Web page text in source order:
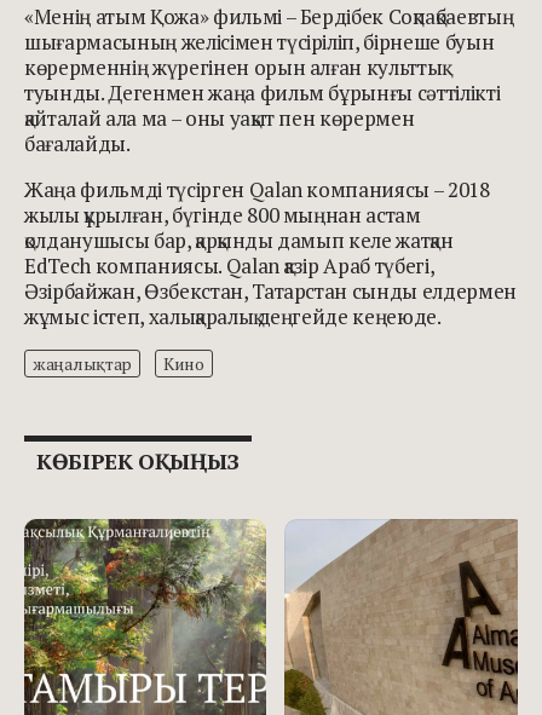
«Менің атым Қожа» фильмі – Бердібек Соқпақбаевтың
шығармасының желісімен түсіріліп, бірнеше буын
көрерменнің жүрегінен орын алған культтық
туынды. Дегенмен жаңа фильм бұрынғы сәттілікті
қайталай ала ма – оны уақыт пен көрермен
бағалайды.
Жаңа фильмді түсірген Qalan компаниясы – 2018
жылы құрылған, бүгінде 800 мыңнан астам
қолданушысы бар, қарқынды дамып келе жатқан
EdTech компаниясы. Qalan қазір Араб түбегі,
Әзірбайжан, Өзбекстан, Татарстан сынды елдермен
жұмыс істеп, халықаралық деңгейде кеңеюде.
жаңалықтар Кино
КӨБІРЕК ОҚЫҢЫЗ